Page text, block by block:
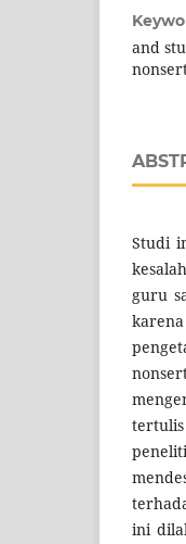
and
Studi
guru
tertulis
ini